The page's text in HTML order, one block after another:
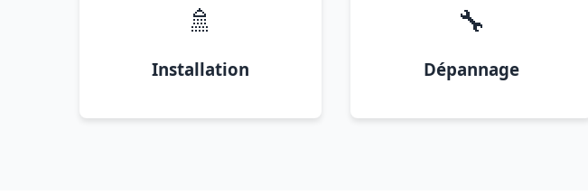
🚿
Installation
🔧
Dépannage